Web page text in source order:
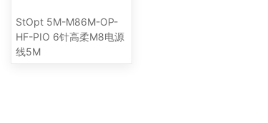
StOpt 5M-M86M-OP-
HF-PIO 6针高柔M8电源
线5M